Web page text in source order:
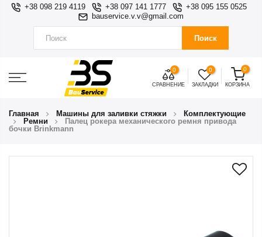
+38 098 219 4119 +38 097 141 1777
+38 095 155 0525
bauservice.v.v@gmail.com
Поиск
0
СРАВНЕНИЕ
0
ЗАКЛАДКИ
0
КОРЗИНА
Главная Машины для заливки стяжки
Комплектующие
Ремни
Палец рокера механического ремня привода
бочки Brinkmann